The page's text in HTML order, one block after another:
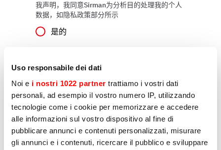
Uso responsabile dei dati
Noi e i nostri 1022 partner trattiamo i vostri dati
personali, ad esempio il vostro numero IP, utilizzando
tecnologie come i cookie per memorizzare e accedere
alle informazioni sul vostro dispositivo al fine di
pubblicare annunci e contenuti personalizzati, misurare
gli annunci e i contenuti, ricercare il pubblico e sviluppare
我声明，我同意Sirman为分析目的处理我的个人
数据，如隐私政策部分所示
是的
发送